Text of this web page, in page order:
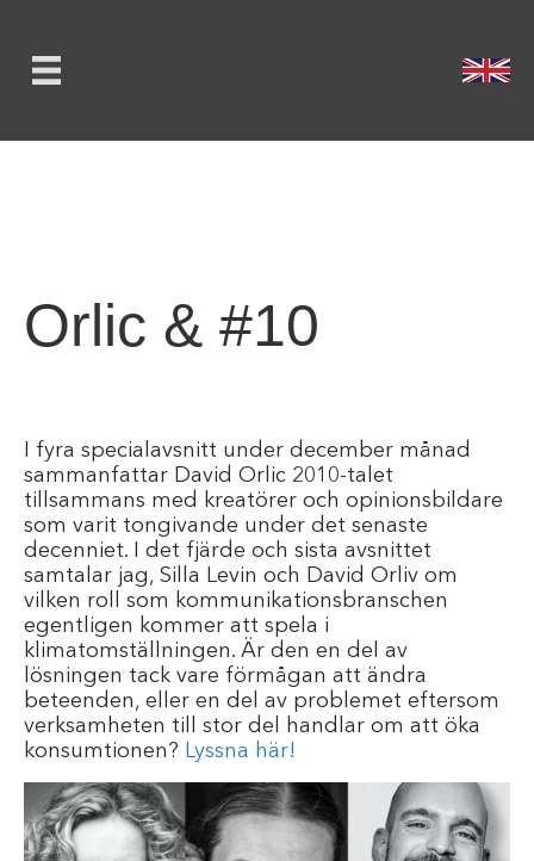
Orlic & #10
I fyra specialavsnitt under december månad
sammanfattar David Orlic 2010-talet
tillsammans med kreatörer och opinionsbildare
som varit tongivande under det senaste
decenniet. I det fjärde och sista avsnittet
samtalar jag, Silla Levin och David Orliv om
vilken roll som kommunikationsbranschen
egentligen kommer att spela i
klimatomställningen. Är den en del av
lösningen tack vare förmågan att ändra
beteenden, eller en del av problemet eftersom
verksamheten till stor del handlar om att öka
konsumtionen? Lyssna här!